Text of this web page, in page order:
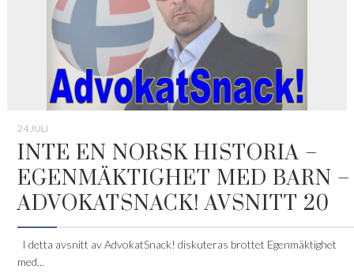
24 JULI
INTE EN NORSK HISTORIA –
EGENMÄKTIGHET MED BARN –
ADVOKATSNACK! AVSNITT 20
I detta avsnitt av AdvokatSnack! diskuteras brottet Egenmäktighet
med...